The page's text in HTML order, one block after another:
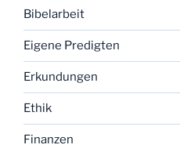
Bibelarbeit
Eigene Predigten
Erkundungen
Ethik
Finanzen